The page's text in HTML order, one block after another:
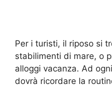
Per i turisti, il riposo si
stabilimenti di mare, o
alloggi vacanza. Ad
dovrà ricordare la